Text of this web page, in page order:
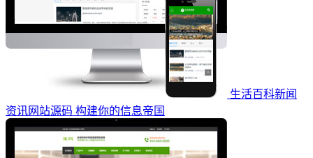
生活百科新闻
资讯网站源码 构建你的信息帝国